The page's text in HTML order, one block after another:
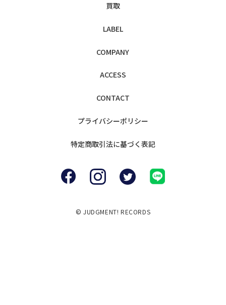
買取
LABEL
COMPANY
ACCESS
CONTACT
プライバシーポリシー
特定商取引法に基づく表記
© JUDGMENT! RECORDS